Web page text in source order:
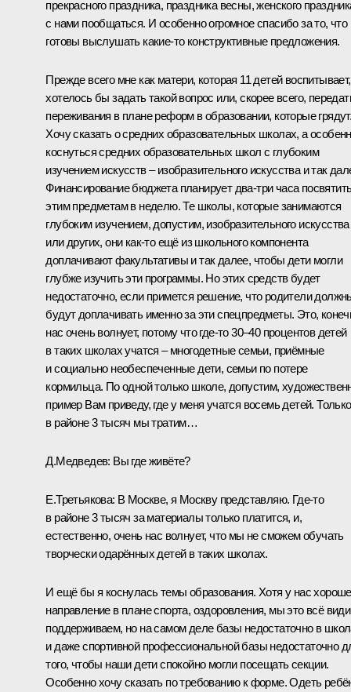
прекрасного праздника, праздника весны, женского
с нами пообщаться. И особенно огромное спасибо за то,
готовы выслушать какие‑то конструктивные предложения.
Прежде всего мне как матери, которая 11 детей воспитывает,
хотелось бы задать такой вопрос или, скорее всего,
переживания в плане реформ в образовании, которые
Хочу сказать о средних образовательных школах, а
коснуться средних образовательных школ с глубоким
изучением искусств – изобразительного искусства и так
Финансирование бюджета планирует два-три часа
этим предметам в неделю. Те школы, которые занимаются
глубоким изучением, допустим, изобразительного искусства
или других, они как‑то ещё из школьного компонента
доплачивают факультативы и так далее, чтобы дети могли
глубже изучить эти программы. Но этих средств будет
недостаточно, если примется решение, что родители
будут доплачивать именно за эти спецпредметы. Это,
нас очень волнует, потому что где‑то 30–40 процентов детей
в таких школах учатся – многодетные семьи, приёмные
и социально необеспеченные дети, семьи по потере
кормильца. По одной только школе, допустим,
пример Вам приведу, где у меня учатся восемь детей. Только
в районе 3 тысяч мы тратим…
Д.Медведев: Вы где живёте?
Е.Третьякова: В Москве, я Москву представляю. Где‑то
в районе 3 тысяч за материалы только платится, и,
естественно, очень нас волнует, что мы не сможем обучать
творчески одарённых детей в таких школах.
И ещё бы я коснулась темы образования. Хотя у нас
направление в плане спорта, оздоровления, мы это всё
поддерживаем, но на самом деле базы недостаточно в
и даже спортивной профессиональной базы недостаточно
того, чтобы наши дети спокойно могли посещать секции.
Особенно хочу сказать по требованию к форме. Одеть